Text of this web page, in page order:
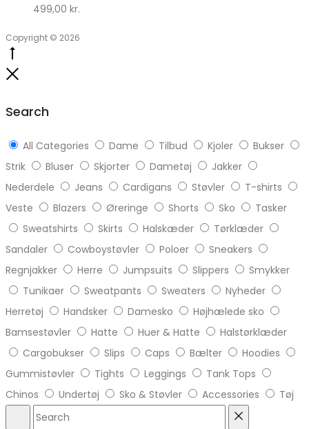
499,00 kr.
Copyright © 2026
Search
All Categories Dame Tilbud Kjoler
Bukser
Strik
Bluser Skjorter Dametøj
Jakker
Nederdele
Jeans Cardigans Støvler
T-shirts
Veste
Blazers Øreringe Shorts Sko
Tasker
Sweatshirts
Skirts Halskæder
Tørklæder
Sandaler
Cowboystøvler Poloer
Sneakers
Regnjakker
Herre Jumpsuits Slippers
Smykker
Tunikaer
Sweatpants Sweaters
Nyheder
Herretøj
Handsker Damesko
Højhælede sko
Bamsestøvler
Hatte Huer & Hatte
Halstørklæder
Cargobukser
Slips Caps Bælter
Hoodies
Gummistøvler
Tights Leggings
Tank Tops
Chinos
Undertøj Sko & Støvler Accessories Tøj